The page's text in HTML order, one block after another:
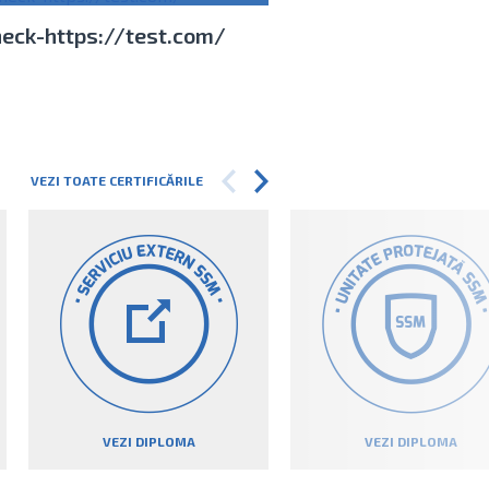
https://test.com/
VEZI TOATE CERTIFICĂRILE
VEZI DIPLOMA VEZI DIPLOMA